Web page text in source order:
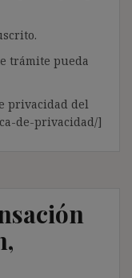
trámite pueda
privacidad del
de-privacidad/]